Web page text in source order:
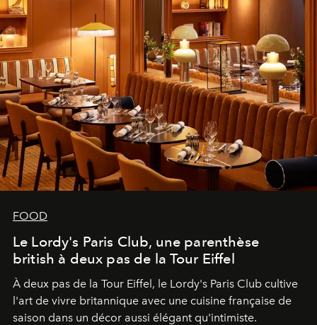
FOOD
Le Lordy's Paris Club, une parenthèse
british à deux pas de la Tour Eiffel
À deux pas de la Tour Eiffel, le Lordy's Paris Club cultive
l'art de vivre britannique avec une cuisine française de
saison dans un décor aussi élégant qu'intimiste.